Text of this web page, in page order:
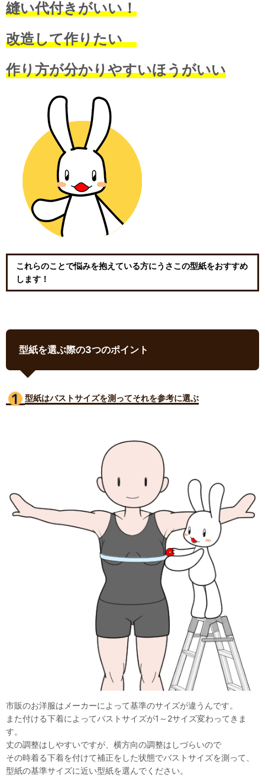
縫い代付きがいい！
改造して作りたい
作り方が分かりやすいほうがいい
これらのことで悩みを抱えている方にうさこの型紙をおすすめ
します！
型紙を選ぶ際の3つのポイント
型紙はバストサイズを測ってそれを参考に選ぶ
市販のお洋服はメーカーによって基準のサイズが違うんです。
また付ける下着によってバストサイズが1～2サイズ変わってきま
す。
丈の調整はしやすいですが、横方向の調整はしづらいので
その時着る下着を付けて補正をした状態でバストサイズを測って、
型紙の基準サイズに近い型紙を選んでください。